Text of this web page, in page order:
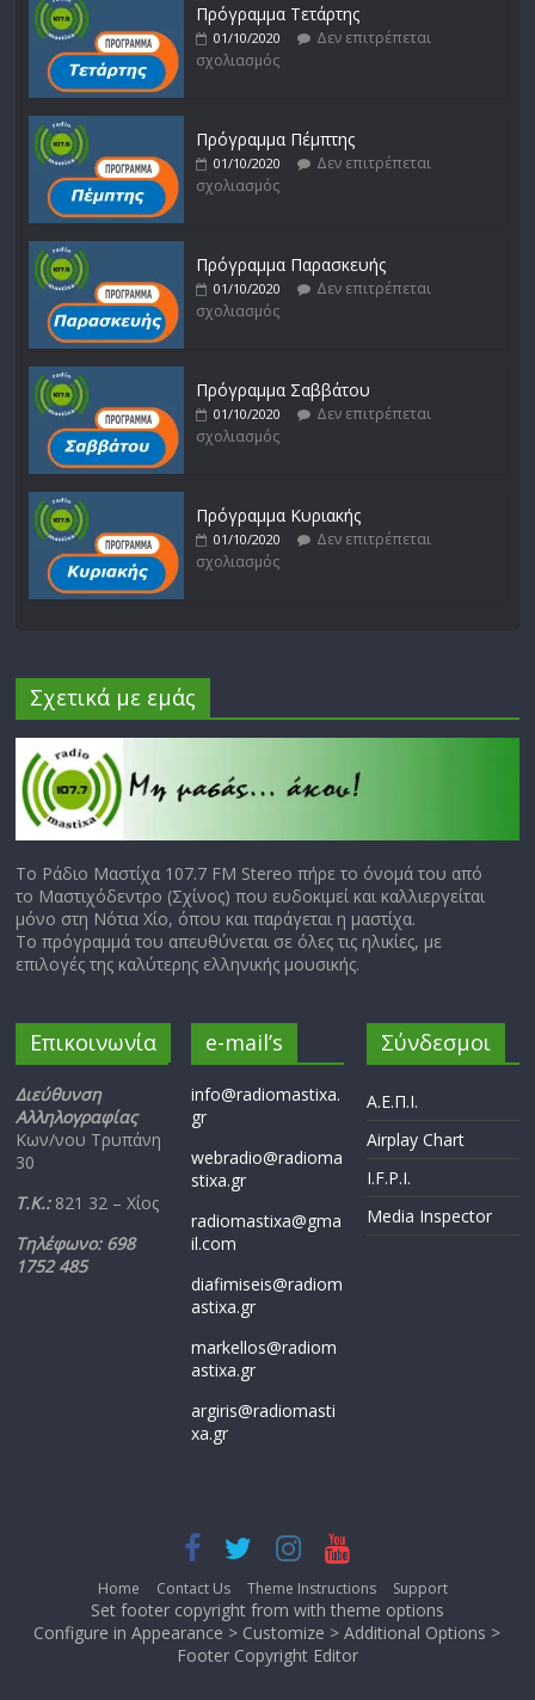
Πρόγραμμα Τετάρτης
01/10/2020
Δεν επιτρέπεται
σχολιασμός
Πρόγραμμα Πέμπτης
01/10/2020
Δεν επιτρέπεται
σχολιασμός
Πρόγραμμα Παρασκευής
01/10/2020
Δεν επιτρέπεται
σχολιασμός
Πρόγραμμα Σαββάτου
01/10/2020
Δεν επιτρέπεται
σχολιασμός
Πρόγραμμα Κυριακής
01/10/2020
Δεν επιτρέπεται
σχολιασμός
Σχετικά με εμάς
Το Ράδιο Μαστίχα 107.7 FM Stereo πήρε το όνομά του από
το Μαστιχόδεντρο (Σχίνος) που ευδοκιμεί και καλλιεργείται
μόνο στη Νότια Χίο, όπου και παράγεται η μαστίχα.
Το πρόγραμμά του απευθύνεται σε όλες τις ηλικίες, με
επιλογές της καλύτερης ελληνικής μουσικής.
Επικοινωνία
Διεύθυνση
Αλληλογραφίας
Κων/νου Τρυπάνη
30
Τ.Κ.: 821 32 – Χίος
Τηλέφωνο: 698
1752 485
e-mail’s
info@radiomastixa.
gr
webradio@radioma
stixa.gr
radiomastixa@gma
il.com
diafimiseis@radiom
astixa.gr
markellos@radiom
astixa.gr
argiris@radiomasti
xa.gr
Σύνδεσμοι
Α.Ε.Π.Ι.
Airplay Chart
I.F.P.I.
Media Inspector
Home Contact Us Theme Instructions Support
Set footer copyright from with theme options
Configure in Appearance > Customize > Additional Options >
Footer Copyright Editor